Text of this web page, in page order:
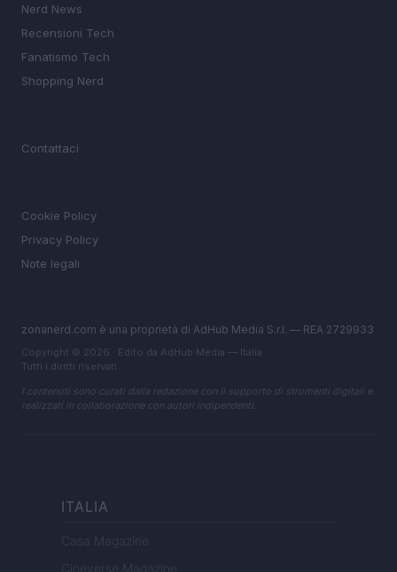
Nerd News
Recensioni Tech
Fanatismo Tech
Shopping Nerd
Contattaci
Cookie Policy
Privacy Policy
Note legali
zonanerd.com è una proprietà di AdHub Media S.r.l. — REA 2729933
Copyright © 2026 · Edito da AdHub Media — Italia
Tutti i diritti riservati
I contenuti sono curati dalla redazione con il supporto di strumenti digitali e
realizzati in collaborazione con autori indipendenti.
ITALIA
Casa Magazine
Cineverse Magazine